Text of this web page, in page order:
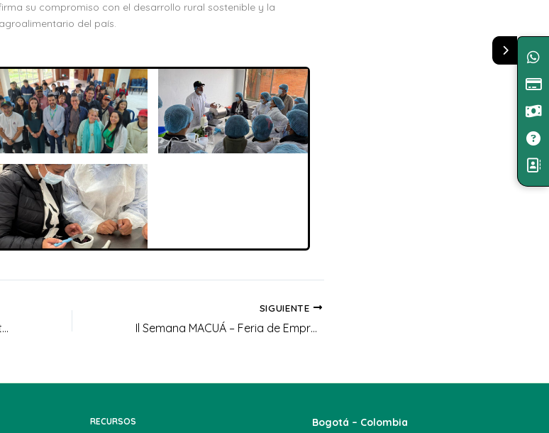
su compromiso con el desarrollo rural sostenible y la
del país.
Diplomado en HSEQ – Sistemas integrados de Gestión
SIGUIENTE
Il Semana MACUÁ – Feria de Emprendimiento Uniagraristas
RECURSOS Bogotá – Colombia